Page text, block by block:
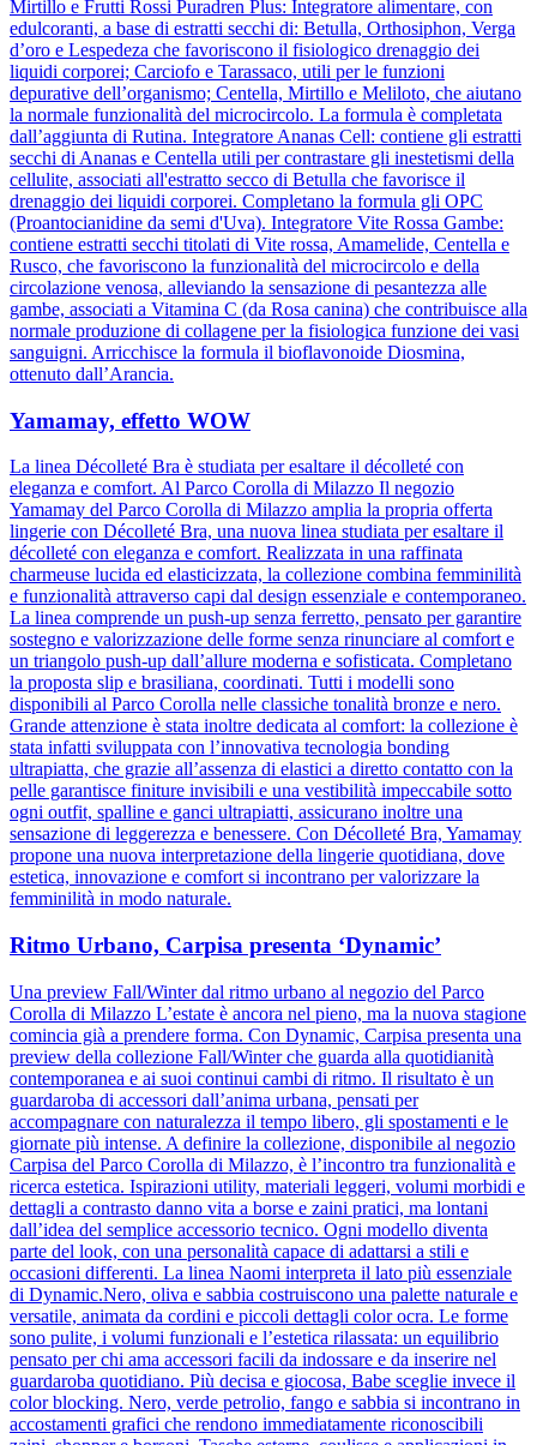
Mirtillo e Frutti Rossi Puradren Plus: Integratore alimentare, con
edulcoranti, a base di estratti secchi di: Betulla, Orthosiphon, Verga
d’oro e Lespedeza che favoriscono il fisiologico drenaggio dei
liquidi corporei; Carciofo e Tarassaco, utili per le funzioni
depurative dell’organismo; Centella, Mirtillo e Meliloto, che aiutano
la normale funzionalità del microcircolo. La formula è completata
dall’aggiunta di Rutina. Integratore Ananas Cell: contiene gli estratti
secchi di Ananas e Centella utili per contrastare gli inestetismi della
cellulite, associati all'estratto secco di Betulla che favorisce il
drenaggio dei liquidi corporei. Completano la formula gli OPC
(Proantocianidine da semi d'Uva). Integratore Vite Rossa Gambe:
contiene estratti secchi titolati di Vite rossa, Amamelide, Centella e
Rusco, che favoriscono la funzionalità del microcircolo e della
circolazione venosa, alleviando la sensazione di pesantezza alle
gambe, associati a Vitamina C (da Rosa canina) che contribuisce alla
normale produzione di collagene per la fisiologica funzione dei vasi
sanguigni. Arricchisce la formula il bioflavonoide Diosmina,
ottenuto dall’Arancia.
Yamamay, effetto WOW
La linea Décolleté Bra è studiata per esaltare il décolleté con
eleganza e comfort. Al Parco Corolla di Milazzo Il negozio
Yamamay del Parco Corolla di Milazzo amplia la propria offerta
lingerie con Décolleté Bra, una nuova linea studiata per esaltare il
décolleté con eleganza e comfort. Realizzata in una raffinata
charmeuse lucida ed elasticizzata, la collezione combina femminilità
e funzionalità attraverso capi dal design essenziale e contemporaneo.
La linea comprende un push-up senza ferretto, pensato per garantire
sostegno e valorizzazione delle forme senza rinunciare al comfort e
un triangolo push-up dall’allure moderna e sofisticata. Completano
la proposta slip e brasiliana, coordinati. Tutti i modelli sono
disponibili al Parco Corolla nelle classiche tonalità bronze e nero.
Grande attenzione è stata inoltre dedicata al comfort: la collezione è
stata infatti sviluppata con l’innovativa tecnologia bonding
ultrapiatta, che grazie all’assenza di elastici a diretto contatto con la
pelle garantisce finiture invisibili e una vestibilità impeccabile sotto
ogni outfit, spalline e ganci ultrapiatti, assicurano inoltre una
sensazione di leggerezza e benessere. Con Décolleté Bra, Yamamay
propone una nuova interpretazione della lingerie quotidiana, dove
estetica, innovazione e comfort si incontrano per valorizzare la
femminilità in modo naturale.
Ritmo Urbano, Carpisa presenta ‘Dynamic’
Una preview Fall/Winter dal ritmo urbano al negozio del Parco
Corolla di Milazzo L’estate è ancora nel pieno, ma la nuova stagione
comincia già a prendere forma. Con Dynamic, Carpisa presenta una
preview della collezione Fall/Winter che guarda alla quotidianità
contemporanea e ai suoi continui cambi di ritmo. Il risultato è un
guardaroba di accessori dall’anima urbana, pensati per
accompagnare con naturalezza il tempo libero, gli spostamenti e le
giornate più intense. A definire la collezione, disponibile al negozio
Carpisa del Parco Corolla di Milazzo, è l’incontro tra funzionalità e
ricerca estetica. Ispirazioni utility, materiali leggeri, volumi morbidi e
dettagli a contrasto danno vita a borse e zaini pratici, ma lontani
dall’idea del semplice accessorio tecnico. Ogni modello diventa
parte del look, con una personalità capace di adattarsi a stili e
occasioni differenti. La linea Naomi interpreta il lato più essenziale
di Dynamic.Nero, oliva e sabbia costruiscono una palette naturale e
versatile, animata da cordini e piccoli dettagli color ocra. Le forme
sono pulite, i volumi funzionali e l’estetica rilassata: un equilibrio
pensato per chi ama accessori facili da indossare e da inserire nel
guardaroba quotidiano. Più decisa e giocosa, Babe sceglie invece il
color blocking. Nero, verde petrolio, fango e sabbia si incontrano in
accostamenti grafici che rendono immediatamente riconoscibili